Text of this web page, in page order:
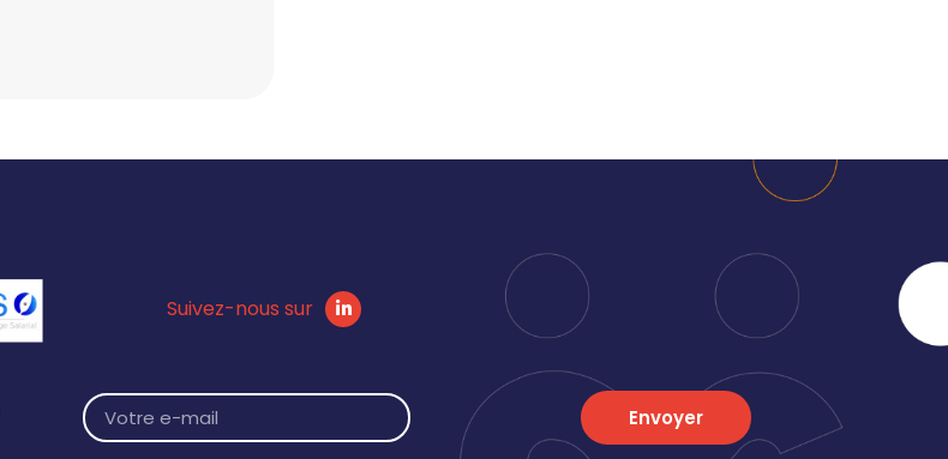
Suivez-nous sur
Envoyer